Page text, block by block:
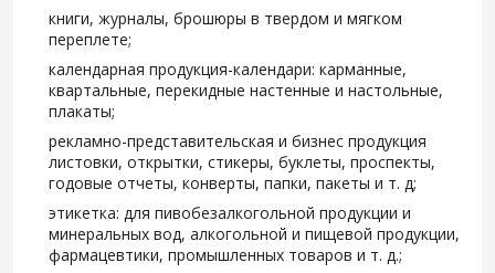
книги, журналы, брошюры в твердом и мягком
переплете;
календарная продукция-календари: карманные,
квартальные, перекидные настенные и настольные,
плакаты;
рекламно-представительская и бизнес продукция
листовки, открытки, стикеры, буклеты, проспекты,
годовые отчеты, конверты, папки, пакеты и т. д;
этикетка: для пивобезалкогольной продукции и
минеральных вод, алкогольной и пищевой продукции,
фармацевтики, промышленных товаров и т. д.;